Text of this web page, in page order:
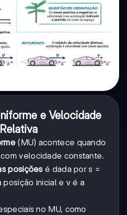
e Velocidade
Relativa
(MU) acontece quando
velocidade constante.
posições é dada por s =
posição inicial e v é a
no MU, como